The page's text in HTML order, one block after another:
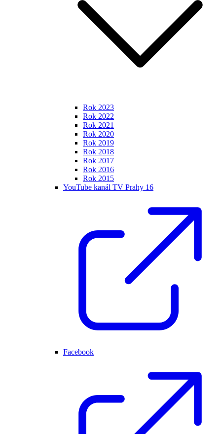
Rok 2023
Rok 2022
Rok 2021
Rok 2020
Rok 2019
Rok 2018
Rok 2017
Rok 2016
Rok 2015
YouTube kanál TV Prahy 16
Facebook